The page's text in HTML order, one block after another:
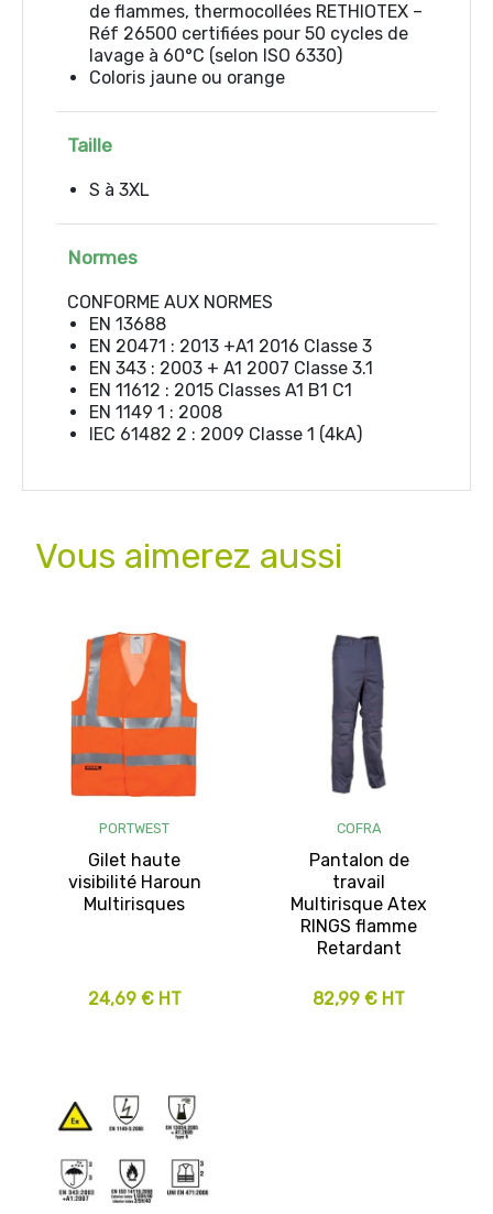
de flammes, thermocollées RETHIOTEX –
Réf 26500 certifiées pour 50 cycles de
lavage à 60°C (selon ISO 6330)
Coloris jaune ou orange
Taille
S à 3XL
Normes
CONFORME AUX NORMES
EN 13688
EN 20471 : 2013 +A1 2016 Classe 3
EN 343 : 2003 + A1 2007 Classe 3.1
EN 11612 : 2015 Classes A1 B1 C1
EN 1149 1 : 2008
IEC 61482 2 : 2009 Classe 1 (4kA)
Vous aimerez aussi
PORTWEST
Gilet haute
visibilité Haroun
Multirisques
24,69 € HT
COFRA
Pantalon de
travail
Multirisque Atex
RINGS flamme
Retardant
82,99 € HT